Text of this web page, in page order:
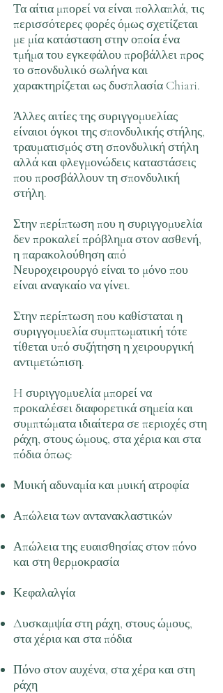
Τα αίτια μπορεί να είναι πολλαπλά, τις
περισσότερες φορές όμως σχετίζεται
με μία κατάσταση στην οποία ένα
τμήμα του εγκεφάλου προβάλλει προς
το σπονδυλικό σωλήνα και
χαρακτηρίζεται ως δυσπλασία Chiari.
Άλλες αιτίες της συριγγομυελίας
είναιοι όγκοι της σπονδυλικής στήλης,
τραυματισμός στη σπονδυλική στήλη
αλλά και φλεγμονώδεις καταστάσεις
που προσβάλλουν τη σπονδυλική
στήλη.
Στην περίπτωση που η συριγγομυελία
δεν προκαλεί πρόβλημα στον ασθενή,
η παρακολούθηση από
Νευροχειρουργό είναι το μόνο που
είναι αναγκαίο να γίνει.
Στην περίπτωση που καθίσταται η
συριγγομυελία συμπτωματική τότε
τίθεται υπό συζήτηση η χειρουργική
αντιμετώπιση.
H συριγγομυελία μπορεί να
προκαλέσει διαφορετικά σημεία και
συμπτώματα ιδιαίτερα σε περιοχές στη
ράχη, στους ώμους, στα χέρια και στα
πόδια όπως:
Μυική αδυναμία και μυική ατροφία
Απώλεια των αντανακλαστικών
Απώλεια της ευαισθησίας στον πόνο
και στη θερμοκρασία
Κεφαλαλγία
Δυσκαμψία στη ράχη, στους ώμους,
στα χέρια και στα πόδια
Πόνο στον αυχένα, στα χέρα και στη
ράχη